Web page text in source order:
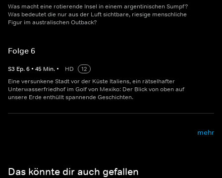
Was macht eine rotierende Insel in einem argentinischen Sumpf?
Was bedeutet die nur aus der Luft sichtbare, riesige menschliche
Figur im australischen Outback?
Folge 6
S3 Ep.6 • 45 Min. • HD
12
Eine versunkene Stadt vor der Küste Italiens, ein rätselhafter
Unterwasserfriedhof im Golf von Mexiko: Der Blick von oben auf
unsere Erde enthüllt spannende Geschichten.
mehr
Das könnte dir auch gefallen